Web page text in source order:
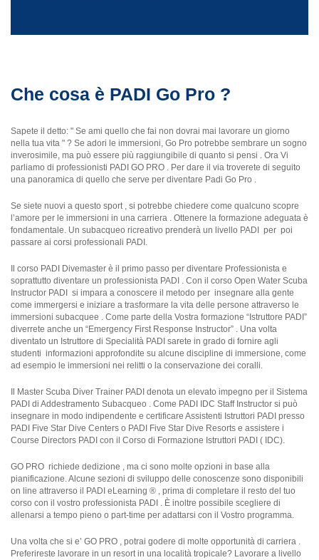
Che cosa è PADI Go Pro ?
Sapete il detto: " Se ami quello che fai non dovrai mai lavorare un giorno
nella tua vita " ? Se adori le immersioni, Go Pro potrebbe sembrare un sogno
inverosimile, ma può essere più raggiungibile di quanto si pensi . Ora Vi
parliamo di professionisti PADI GO PRO . Per dare il via troverete di seguito
una panoramica di quello che serve per diventare Padi Go Pro .
Se siete nuovi a questo sport , si potrebbe chiedere come qualcuno scopre
l’amore per le immersioni in una carriera . Ottenere la formazione adeguata è
fondamentale. Un subacqueo ricreativo prenderà un livello PADI per poi
passare ai corsi professionali PADI.
Il corso PADI Divemaster è il primo passo per diventare Professionista e
soprattutto diventare un professionista PADI . Con il corso Open Water Scuba
Instructor PADI si impara a conoscere il metodo per insegnare alla gente
come immergersi e iniziare a trasformare la vita delle persone attraverso le
immersioni subacquee . Come parte della Vostra formazione “Istruttore PADI”
diverrete anche un “Emergency First Response Instructor” . Una volta
diventato un Istruttore di Specialità PADI sarete in grado di fornire agli
studenti informazioni approfondite su alcune discipline di immersione, come
ad esempio le immersioni nei relitti o la conservazione dei coralli.
Il Master Scuba Diver Trainer PADI denota un elevato impegno per il Sistema
PADI di Addestramento Subacqueo . Come PADI IDC Staff Instructor si può
insegnare in modo indipendente e certificare Assistenti Istruttori PADI presso
PADI Five Star Dive Centers o PADI Five Star Dive Resorts e assistere i
Course Directors PADI con il Corso di Formazione Istruttori PADI ( IDC).
GO PRO richiede dedizione , ma ci sono molte opzioni in base alla
pianificazione. Alcune sezioni di sviluppo delle conoscenze sono disponibili
on line attraverso il PADI eLearning ® , prima di completare il resto del tuo
corso con il vostro professionista PADI . È inoltre possibile scegliere di
allenarsi a tempo pieno o part-time per adattarsi con il Vostro programma.
Una volta che si e’ GO PRO , potrai godere di molte opportunità di carriera .
Preferireste lavorare in un resort in una località tropicale? Lavorare a livello